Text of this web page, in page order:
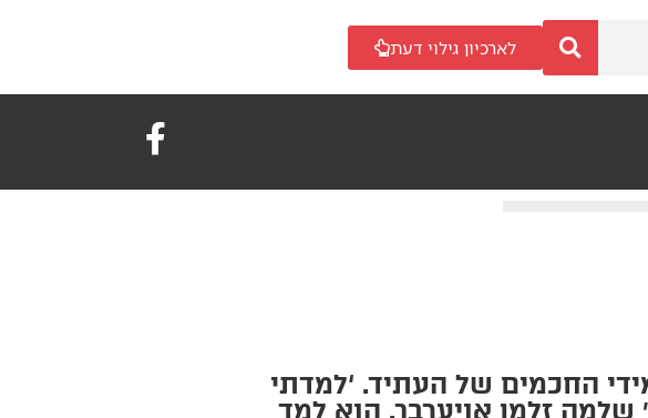
לארכיון גילוי דעת
החכמים של העתיד. ‘למדתי
שלמה זלמן אויערבך. הוא למד